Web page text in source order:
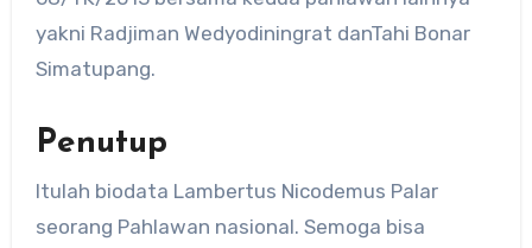
yakni Radjiman Wedyodiningrat danTahi Bonar
Simatupang.
Penutup
Itulah biodata Lambertus Nicodemus Palar
seorang Pahlawan nasional. Semoga bisa